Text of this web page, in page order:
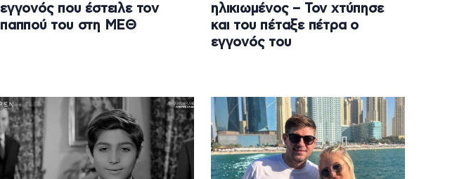
εγγονός που έστειλε τον
παππού του στη ΜΕΘ
ηλικιωμένος – Τον χτύπησε
και του πέταξε πέτρα ο
εγγονός του